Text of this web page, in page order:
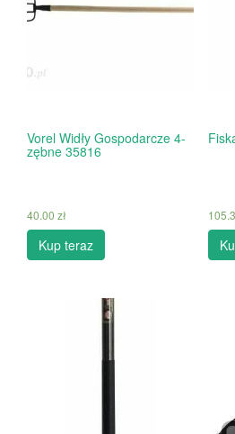
Vorel Widły Gospodarcze 4-
zębne 35816
40.00 zł
Kup teraz